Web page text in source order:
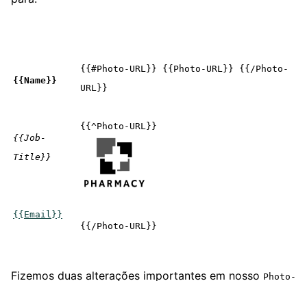
{{Name}}
{{Job-
Title}}
{{Email}}
{{#Photo-URL}} {{Photo-URL}} {{/Photo-
URL}}
{{/Photo-URL}}
Fizemos duas alterações importantes em nosso Photo-